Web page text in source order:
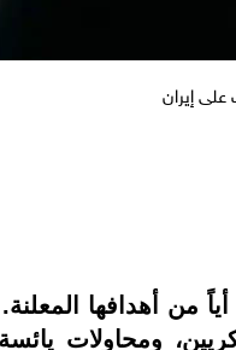
أياً من أهدافها
ومحاولات